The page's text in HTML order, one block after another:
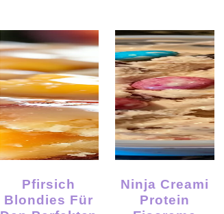
Pfirsich
Blondies Für
Ninja Creami
Protein